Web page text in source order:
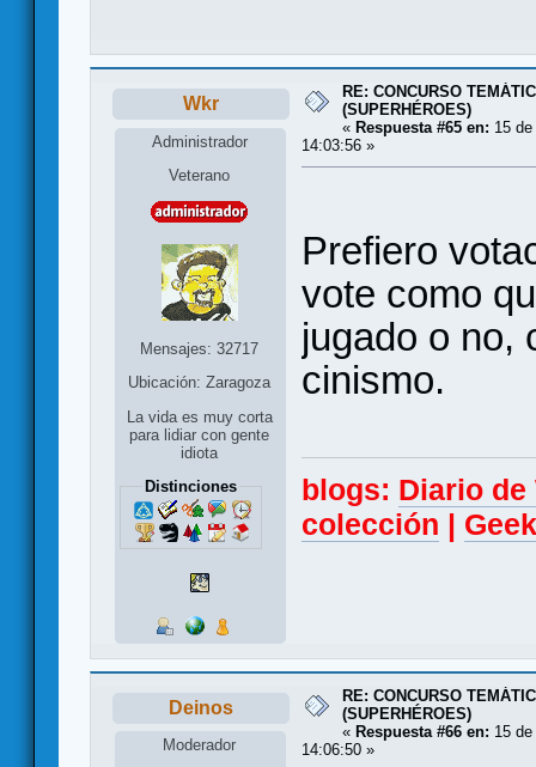
Wkr
Administrador
Veterano
Mensajes: 32717
Ubicación: Zaragoza
La vida es muy corta
para lidiar con gente
idiota
Distinciones
RE: CONCURSO
(SUPERHÉROES)
« Respuesta #65 en: 15
14:03:56 »
Prefiero
vote como
jugado o no,
cinismo.
blogs: Diario
colección
Deinos
Moderador
RE: CONCURSO
(SUPERHÉROES)
« Respuesta #66 en: 15
14:06:50 »